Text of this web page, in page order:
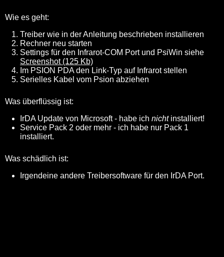
Wie es geht:
Treiber wie in der Anleitung beschrieben installieren
Rechner neu starten
Settings für den Infrarot-COM Port und PsiWin siehe
Screenshot (125 Kb)
Im PSION PDA den Link-Typ auf Infrarot stellen
Serielles Kabel vom Psion abziehen
Was überflüssig ist:
IrDA Update von Microsoft - habe ich nichtinstalliert!
Service Pack 2 oder mehr - ich habe nur Pack 1
installiert.
Was schädlich ist:
Irgendeine andere Treibersoftware für den IrDA Port.